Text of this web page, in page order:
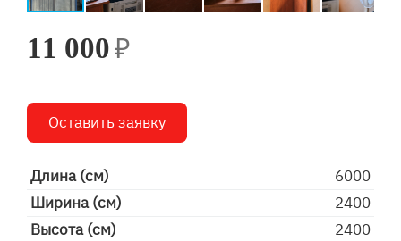
11 000₽
Оставить заявку
Длина (см)
6000
Ширина (см)
2400
Высота (см)
2400